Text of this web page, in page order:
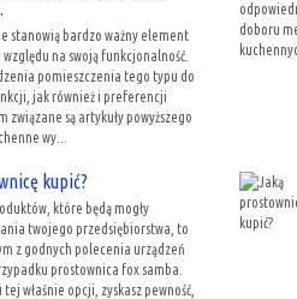
stanowią bardzo ważny element
na swoją funkcjonalność.
pomieszczenia tego typu do
jak również i preferencji
związane są artykuły powyższego
wy...
kupić?
które będą mogły
twojego przedsiębiorstwa, to
z godnych polecenia urządzeń
prostownica fox samba.
właśnie opcji, zyskasz pewność,